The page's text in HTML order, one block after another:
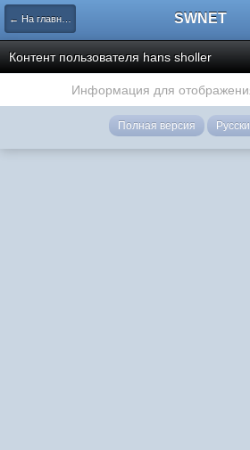
← На главную страницу SWNET
Контент пользователя hans sholler
Информация для отображения
Полная версия